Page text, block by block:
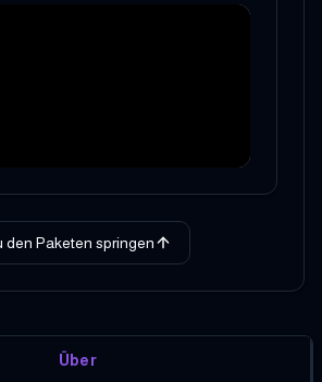
den Paketen springen
Über